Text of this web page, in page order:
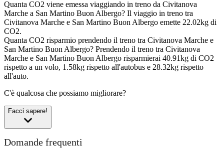
Quanta CO2 viene emessa viaggiando in treno da Civitanova
Marche a San Martino Buon Albergo? Il viaggio in treno tra
Civitanova Marche e San Martino Buon Albergo emette 22.02kg di
CO2.
Quanta CO2 risparmio prendendo il treno tra Civitanova Marche e
San Martino Buon Albergo? Prendendo il treno tra Civitanova
Marche e San Martino Buon Albergo risparmierai 40.91kg di CO2
rispetto a un volo, 1.58kg rispetto all'autobus e 28.32kg rispetto
all'auto.
C'è qualcosa che possiamo migliorare?
Facci sapere!
Domande frequenti